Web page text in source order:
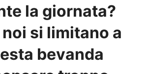
la giornata?
si limitano a
bevanda